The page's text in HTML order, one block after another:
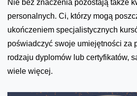
Nie bez znaczenia pozostają także
personalnych. Ci, którzy mogą
ukończeniem specjalistycznych
poświadczyć swoje umiejętności za
rodzaju dyplomów lub certyfikatów,
wiele więcej.